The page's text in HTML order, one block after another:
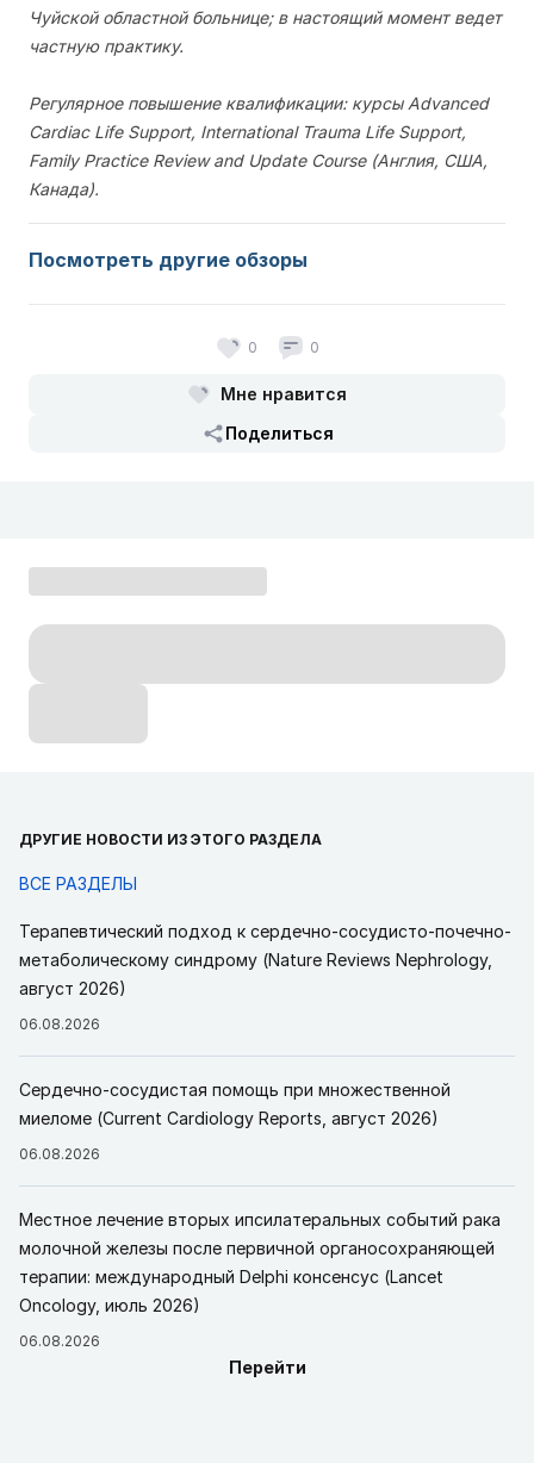
Чуйской областной больнице; в настоящий момент ведет
частную практику.
Регулярное повышение квалификации: курсы Advanced
Cardiac Life Support, International Trauma Life Support,
Family Practice Review and Update Course (Англия, США,
Канада).
Посмотреть другие обзоры
0 0
Мне нравится
Поделиться
ДРУГИЕ НОВОСТИ ИЗ ЭТОГО РАЗДЕЛА
ВСЕ РАЗДЕЛЫ
Терапевтический подход к сердечно-сосудисто-почечно-
метаболическому синдрому (Nature Reviews Nephrology,
август 2026)
06.08.2026
Сердечно-сосудистая помощь при множественной
миеломе (Current Cardiology Reports, август 2026)
06.08.2026
Местное лечение вторых ипсилатеральных событий рака
молочной железы после первичной органосохраняющей
терапии: международный Delphi консенсус (Lancet
Oncology, июль 2026)
06.08.2026
Перейти